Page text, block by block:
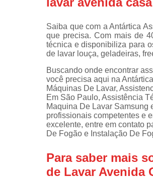
Saiba que com a Antártica
que precisa. Com mais de
técnica e disponibiliza para
de lavar louça, geladeiras,
Buscando onde encontrar
você precisa aqui na
Máquinas De Lavar,
Em São Paulo, Assistência
Maquina De Lavar Samsung
profissionais competentes e
excelente, entre em contato
De Fogão e Instalação De
Para saber mais
de Lavar Avenida